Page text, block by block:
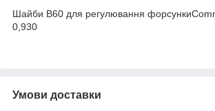
Шайби B60 для регулювання
0,930
Умови доставки